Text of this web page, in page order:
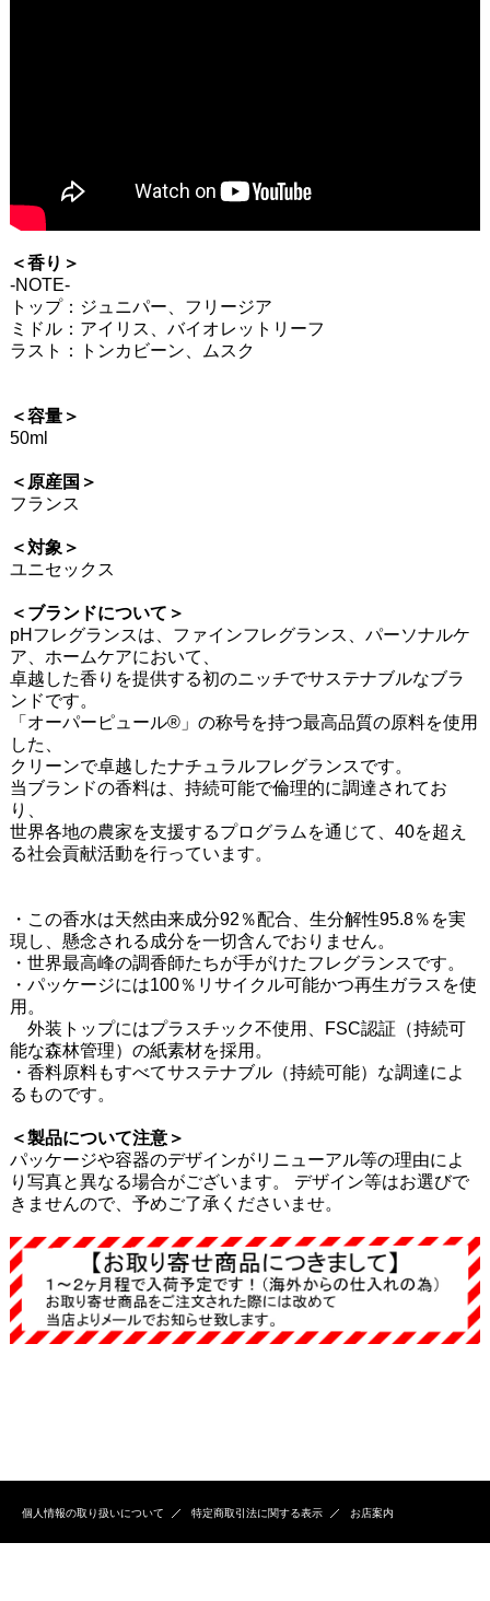
＜香り＞
-NOTE-
トップ：ジュニパー、フリージア
ミドル：アイリス、バイオレットリーフ
ラスト：トンカビーン、ムスク
＜容量＞
50ml
＜原産国＞
フランス
＜対象＞
ユニセックス
＜ブランドについて＞
pHフレグランスは、ファインフレグランス、パーソナルケ
ア、ホームケアにおいて、
卓越した香りを提供する初のニッチでサステナブルなブラ
ンドです。
「オーパーピュール®」の称号を持つ最高品質の原料を使用
した、
クリーンで卓越したナチュラルフレグランスです。
当ブランドの香料は、持続可能で倫理的に調達されてお
り、
世界各地の農家を支援するプログラムを通じて、40を超え
る社会貢献活動を行っています。
・この香水は天然由来成分92％配合、生分解性95.8％を実
現し、懸念される成分を一切含んでおりません。
・世界最高峰の調香師たちが手がけたフレグランスです。
・パッケージには100％リサイクル可能かつ再生ガラスを使
用。
外装トップにはプラスチック不使用、FSC認証（持続可
能な森林管理）の紙素材を採用。
・香料原料もすべてサステナブル（持続可能）な調達によ
るものです。
＜製品について注意＞
パッケージや容器のデザインがリニューアル等の理由によ
り写真と異なる場合がございます。 デザイン等はお選びで
きませんので、予めご了承くださいませ。
個人情報の取り扱いについて 特定商取引法に関する表示 お店案内